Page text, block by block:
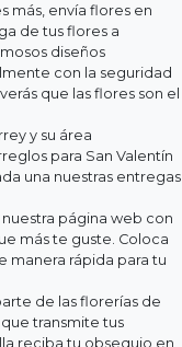
más, envía flores en
de tus flores a
diseños
con la seguridad
que las flores son el
y su área
para San Valentín
una nuestras entregas
página web con
más te guste. Coloca
manera rápida para tu
de las florerías de
transmite tus
reciba tu obsequio en